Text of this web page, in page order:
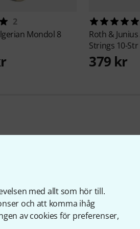
med allt som hör till.
och att komma ihåg
av cookies för preferenser,
2
Mondol 8
Roth & Junius
Strings 10-Str
379 kr